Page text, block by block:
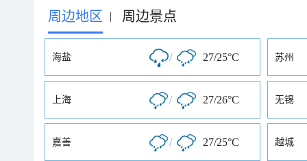
周边地区 | 周边景点
海盐 / 27/25°C 苏州
上海 / 27/26°C 无锡
嘉善 / 27/25°C 越城